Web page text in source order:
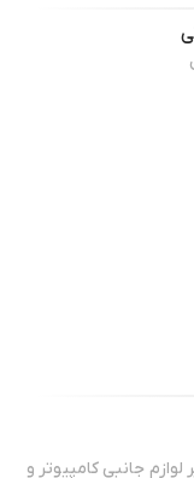
جانبی کامپیوتر و